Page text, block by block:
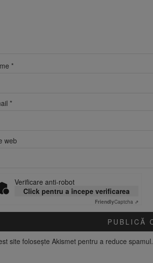
*
*
web
Verificare anti-robot
Click pentru a începe verificarea
FriendlyCaptcha ⇗
site folosește Akismet pentru a reduce spamul.